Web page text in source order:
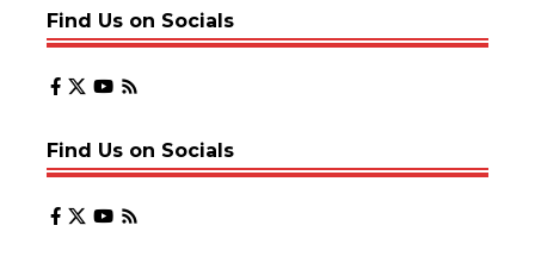
Find Us on Socials
Find Us on Socials